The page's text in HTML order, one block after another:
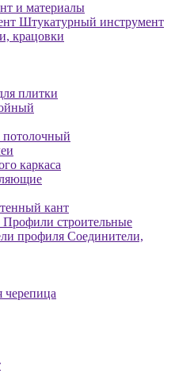
и материалы
Штукатурный инструмент
крацовки
плитки
каркаса
кант
Профили строительные
Соединители,
черепица